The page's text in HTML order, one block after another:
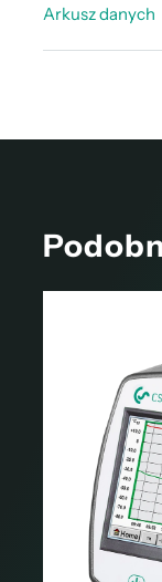
Arkusz danych